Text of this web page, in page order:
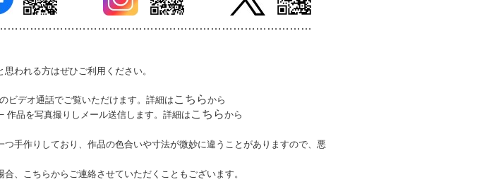
………
われる方はぜひご利用ください。
ビデオ通話でご覧いただけます。詳細はこちらから
作品を写真撮りしメール送信します。詳細は こちらから
手作りしており、作品の色合いや寸法が微妙に違うことがありますので、悪
、こちらからご連絡させていただくこともございます。